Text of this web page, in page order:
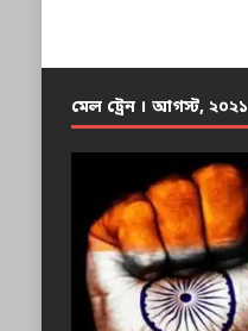
মেল ট্রেন । আগস্ট, ২০২১